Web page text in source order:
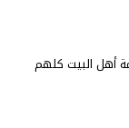
أهل البيت كلهم